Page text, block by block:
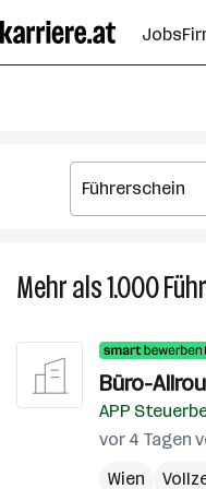
Seiteninhalt
springen
Jobs
Mehr als 1.000
Büro-
APP
vor 4 Tagen
Wien